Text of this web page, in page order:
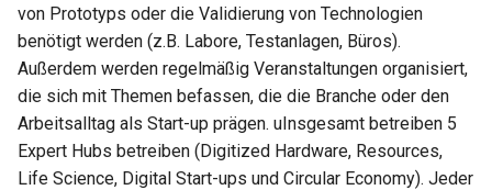
von Prototyps oder die Validierung von Technologien
benötigt werden (z.B. Labore, Testanlagen, Büros).
Außerdem werden regelmäßig Veranstaltungen organisiert,
die sich mit Themen befassen, die die Branche oder den
Arbeitsalltag als Start-up prägen. uInsgesamt betreiben 5
Expert Hubs betreiben (Digitized Hardware, Resources,
Life Science, Digital Start-ups und Circular Economy). Jeder